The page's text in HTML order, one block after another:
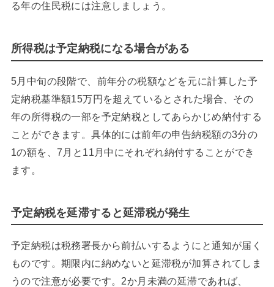
る年の住民税には注意しましょう。
所得税は予定納税になる場合がある
5月中旬の段階で、前年分の税額などを元に計算した予
定納税基準額15万円を超えているとされた場合、その
年の所得税の一部を予定納税としてあらかじめ納付する
ことができます。具体的には前年の申告納税額の3分の
1の額を、7月と11月中にそれぞれ納付することができ
ます。
予定納税を延滞すると延滞税が発生
予定納税は税務署長から前払いするようにと通知が届く
ものです。期限内に納めないと延滞税が加算されてしま
うので注意が必要です。2か月未満の延滞であれば、